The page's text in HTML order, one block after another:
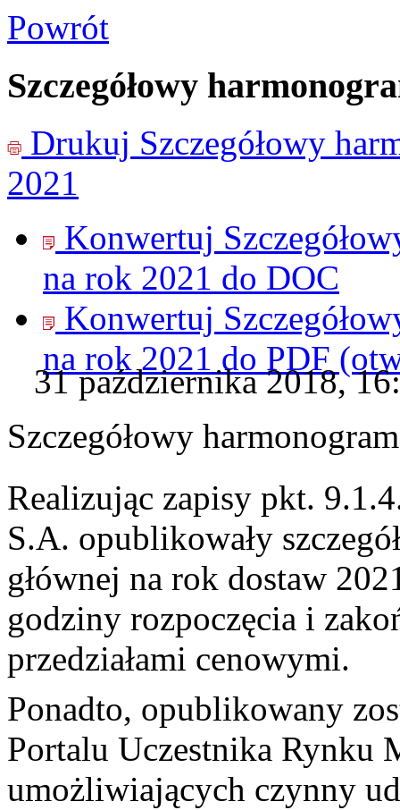
Powrót
Szczegółowy
Drukuj Szczegółowy
2021
Konwertuj
na rok 2021 do DOC
Konwertuj
na rok 2021 do PDF
31 października 2018,
Szczegółowy
Realizując zapisy pkt.
S.A. opublikowały
głównej na rok dostaw
godziny rozpoczęcia i
przedziałami cenowymi.
Ponadto, opublikowany
Portalu Uczestnika Rynku
umożliwiających czynny